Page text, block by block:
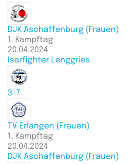
DJK Aschaffenburg (Frauen)
1. Kampftag
20.04.2024
Isarfighter Lenggries
3-7
TV Erlangen (Frauen)
1. Kampftag
20.04.2024
DJK Aschaffenburg (Frauen)